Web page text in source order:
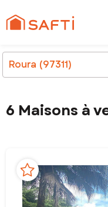
Roura (97311)
6 Maisons à